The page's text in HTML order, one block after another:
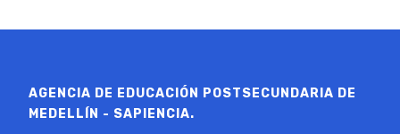
AGENCIA DE EDUCACIÓN POSTSECUNDARIA DE
MEDELLÍN - SAPIENCIA.